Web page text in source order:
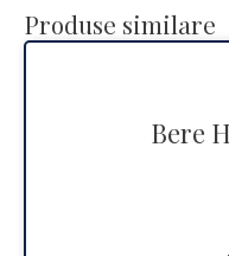
Produse similare
Bere